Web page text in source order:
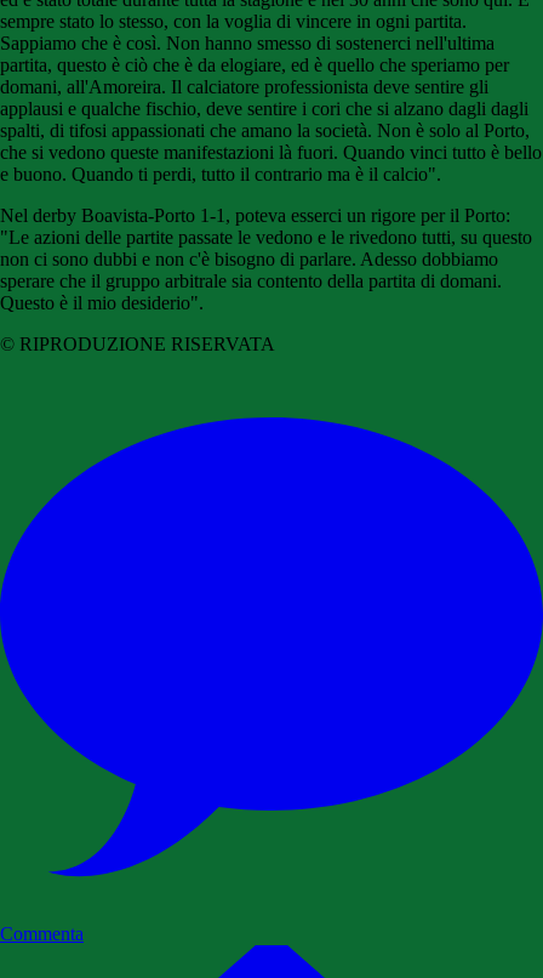
sempre stato lo stesso, con la voglia di vincere in ogni partita.
Sappiamo che è così. Non hanno smesso di sostenerci nell'ultima
partita, questo è ciò che è da elogiare, ed è quello che speriamo per
domani, all'Amoreira. Il calciatore professionista deve sentire gli
applausi e qualche fischio, deve sentire i cori che si alzano dagli dagli
spalti, di tifosi appassionati che amano la società. Non è solo al Porto,
che si vedono queste manifestazioni là fuori. Quando vinci tutto è bello
e buono. Quando ti perdi, tutto il contrario ma è il calcio".
Nel derby Boavista-Porto 1-1, poteva esserci un rigore per il Porto:
"Le azioni delle partite passate le vedono e le rivedono tutti, su questo
non ci sono dubbi e non c'è bisogno di parlare. Adesso dobbiamo
sperare che il gruppo arbitrale sia contento della partita di domani.
Questo è il mio desiderio".
© RIPRODUZIONE RISERVATA
Commenta